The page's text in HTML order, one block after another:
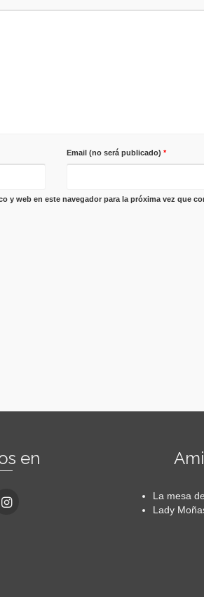
Email (no será publicado)*
y web en este navegador para la próxima vez que
en
La mesa
Lady